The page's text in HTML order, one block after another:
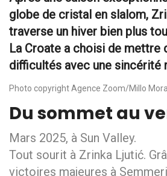
globe de cristal en slalom,
traverse un hiver bien plus
La Croate a choisi de mettre
difficultés avec une sincérité
Photo copyright Agence Zoom/Millo
Du sommet au
Mars 2025, à Sun Valley.
Tout sourit à Zrinka Ljutić.
victoires majeures à